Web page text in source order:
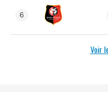
6
Voir